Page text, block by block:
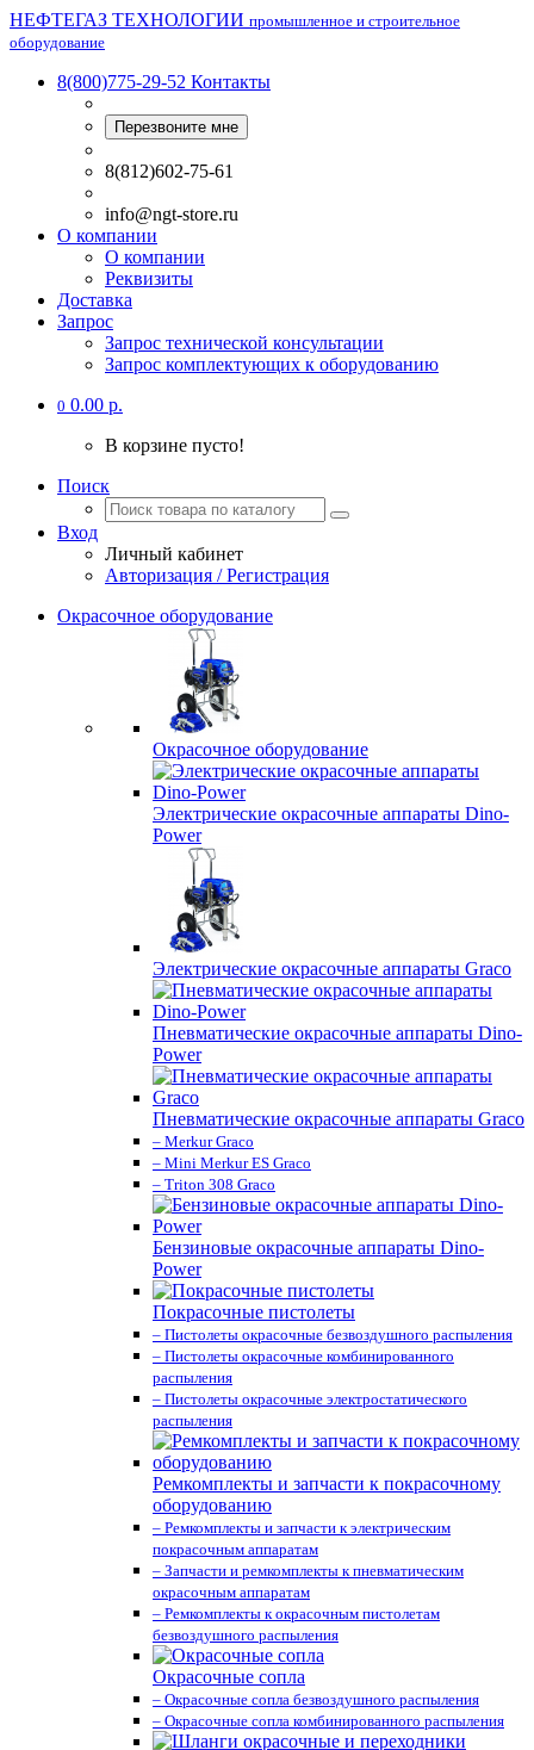
НЕФТЕГАЗ ТЕХНОЛОГИИ промышленное и строительное
оборудование
8(800)775-29-52 Контакты
Перезвоните мне
8(812)602-75-61
info@ngt-store.ru
О компании
О компании
Реквизиты
Доставка
Запрос
Запрос технической консультации
Запрос комплектующих к оборудованию
0 0.00 р.
В корзине пусто!
Поиск
Вход
Личный кабинет
Авторизация / Регистрация
Окрасочное оборудование
Окрасочное оборудование
Электрические окрасочные аппараты Dino-
Power
Электрические окрасочные аппараты Graco
Пневматические окрасочные аппараты Dino-
Power
Пневматические окрасочные аппараты Graco
– Merkur Graco
– Mini Merkur ES Graco
– Triton 308 Graco
Бензиновые окрасочные аппараты Dino-
Power
Покрасочные пистолеты
– Пистолеты окрасочные безвоздушного распыления
– Пистолеты окрасочные комбинированного
распыления
– Пистолеты окрасочные электростатического
распыления
Ремкомплекты и запчасти к покрасочному
оборудованию
– Ремкомплекты и запчасти к электрическим
покрасочным аппаратам
– Запчасти и ремкомплекты к пневматическим
окрасочным аппаратам
– Ремкомплекты к окрасочным пистолетам
безвоздушного распыления
Окрасочные сопла
– Окрасочные сопла безвоздушного распыления
– Окрасочные сопла комбинированного распыления